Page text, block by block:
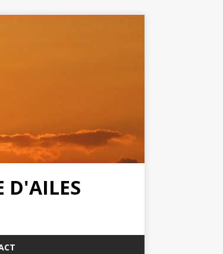
D'AILES